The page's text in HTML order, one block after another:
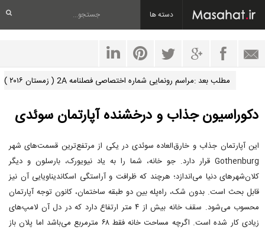
دسته ها
مطلب بعد :مراسم رونمایی شماره اختصاصی فصلنامه 2A ( زمستان ۲۰۱۶ )
دکوراسیون جذاب و درخشنده آپارتمان سوئدی
این آپارتمان جذاب و خارق‌العاده سوئدی در یکی از مرتفع‌ترین قسمت‌های شهر
Gothenburg قرار دارد. جو خانه، شما را به یاد نیویورک، بارسلون و دیگر
کلان‌شهرهای دنیا می‌اندازد؛ هرچند که ظرافت و آراستگی اسکاندیناویایی آن نیز
قابل بحث است. بدون شک، راه‌پله بین دو طبقه ساختمان، کانون توجه آپارتمان
محسوب می‌شود. سقف خانه بیش از ۴ متر ارتفاع دارد که در دل آن لامپ‌های
زیادی کار شده است. اگرچه مساحت خانه فقط ۶۸ مترمربع می‌باشد اما پلان باز